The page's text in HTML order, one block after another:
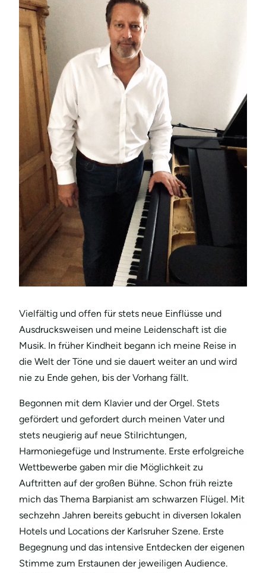
Vielfältig und offen für stets neue Einflüsse und
Ausdrucksweisen und meine Leidenschaft ist die
Musik. In früher Kindheit begann ich meine Reise in
die Welt der Töne und sie dauert weiter an und wird
nie zu Ende gehen, bis der Vorhang fällt.
Begonnen mit dem Klavier und der Orgel. Stets
gefördert und gefordert durch meinen Vater und
stets neugierig auf neue Stilrichtungen,
Harmoniegefüge und Instrumente. Erste erfolgreiche
Wettbewerbe gaben mir die Möglichkeit zu
Auftritten auf der großen Bühne. Schon früh reizte
mich das Thema Barpianist am schwarzen Flügel. Mit
sechzehn Jahren bereits gebucht in diversen lokalen
Hotels und Locations der Karlsruher Szene. Erste
Begegnung und das intensive Entdecken der eigenen
Stimme zum Erstaunen der jeweiligen Audience.